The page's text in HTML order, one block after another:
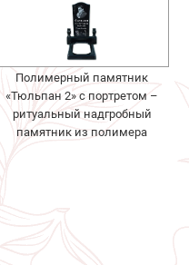
Полимерный памятник
«Тюльпан 2» с портретом –
ритуальный надгробный
памятник из полимера